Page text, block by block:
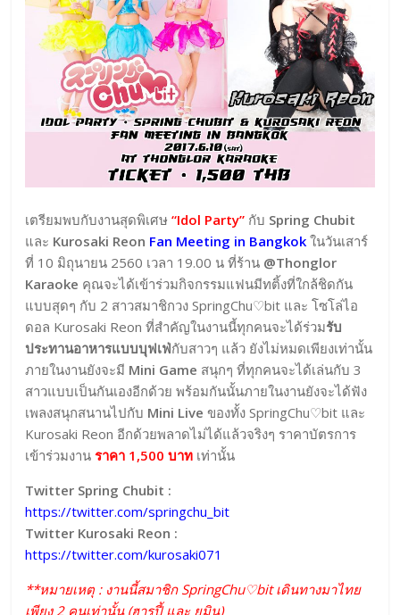
เตรียมพบกับงานสุดพิเศษ“Idol Party” กับ Spring Chubit
และ Kurosaki Reon Fan Meeting in Bangkok ในวันเสาร์
ที่ 10 มิถุนายน 2560 เวลา 19.00 น ที่ร้าน @Thonglor
Karaoke คุณจะได้เข้าร่วมกิจกรรมแฟนมีทติ้งที่ใกล้ชิดกัน
แบบสุดๆ กับ 2 สาวสมาชิกวง SpringChu♡bit และ โซโล่ไอ
ดอล Kurosaki Reon ที่สำคัญในงานนี้ทุกคนจะได้ร่วมรับ
ประทานอาหารแบบบุฟเฟ่กับสาวๆ แล้ว ยังไม่หมดเพียงเท่านั้น
ภายในงานยังจะมี Mini Game สนุกๆ ที่ทุกคนจะได้เล่นกับ 3
สาวแบบเป็นกันเองอีกด้วย พร้อมกันนั้นภายในงานยังจะได้ฟัง
เพลงสนุกสนานไปกับ Mini Live ของทั้ง SpringChu♡bit และ
Kurosaki Reon อีกด้วยพลาดไม่ได้แล้วจริงๆ ราคาบัตรการ
เข้าร่วมงานราคา 1,500 บาท เท่านั้น
Twitter Spring Chubit :
https://twitter.com/springchu_bit
Twitter Kurosaki Reon :
https://twitter.com/kurosaki071
**หมายเหตุ : งานนี้สมาชิก SpringChu♡bit เดินทางมาไทย
เพียง 2 คนเท่านั้น (ฮารุปี้ และ ยูมิน)